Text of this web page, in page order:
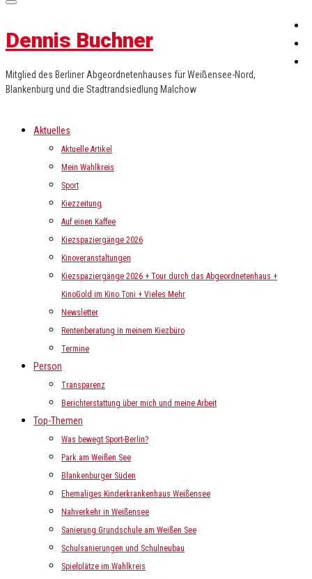
Dennis Buchner
Mitglied des Berliner Abgeordnetenhauses für Weißensee-Nord,
Blankenburg und die Stadtrandsiedlung Malchow
Aktuelles
Aktuelle Artikel
Mein Wahlkreis
Sport
Kiezzeitung
Auf einen Kaffee
Kiezspaziergänge 2026
Kinoveranstaltungen
Kiezspaziergänge 2026 + Tour durch das Abgeordnetenhaus +
KinoGold im Kino Toni + Vieles Mehr
Newsletter
Rentenberatung in meinem Kiezbüro
Termine
Person
Transparenz
Berichterstattung über mich und meine Arbeit
Top-Themen
Was bewegt Sport-Berlin?
Park am Weißen See
Blankenburger Süden
Ehemaliges Kinderkrankenhaus Weißensee
Nahverkehr in Weißensee
Sanierung Grundschule am Weißen See
Schulsanierungen und Schulneubau
Spielplätze im Wahlkreis